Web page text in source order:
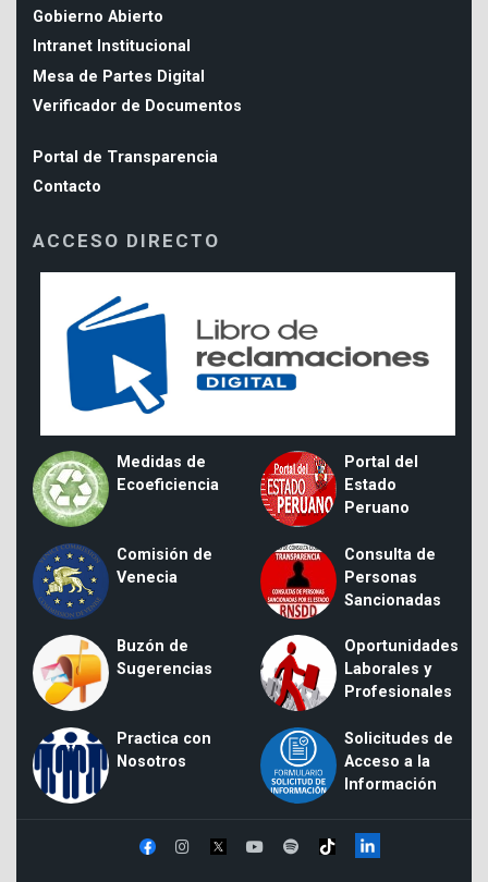
Gobierno Abierto
Intranet Institucional
Mesa de Partes Digital
Verificador de Documentos
Portal de Transparencia
Contacto
ACCESO DIRECTO
Medidas de
Ecoeficiencia
Portal del
Estado
Peruano
Comisión de
Venecia
Consulta de
Personas
Sancionadas
Buzón de
Sugerencias
Oportunidades
Laborales y
Profesionales
Practica con
Nosotros
Solicitudes de
Acceso a la
Información